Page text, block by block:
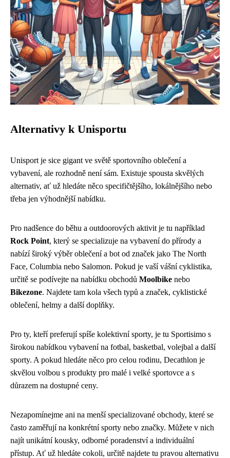
Alternativy k Unisportu
Unisport je sice gigant ve světě sportovního oblečení a
vybavení, ale rozhodně není sám. Existuje spousta skvělých
alternativ, ať už hledáte něco specifičtějšího, lokálnějšího nebo
třeba jen výhodnější nabídku.
Pro nadšence do běhu a outdoorových aktivit je tu například
Rock Point, který se specializuje na vybavení do přírody a
nabízí široký výběr oblečení a bot od značek jako The North
Face, Columbia nebo Salomon. Pokud je vaší vášní cyklistika,
určitě se podívejte na nabídku obchodů Moolbike nebo
Bikezone. Najdete tam kola všech typů a značek, cyklistické
oblečení, helmy a další doplňky.
Pro ty, kteří preferují spíše kolektivní sporty, je tu Sportisimo s
širokou nabídkou vybavení na fotbal, basketbal, volejbal a další
sporty. A pokud hledáte něco pro celou rodinu, Decathlon je
skvělou volbou s produkty pro malé i velké sportovce a s
důrazem na dostupné ceny.
Nezapomínejme ani na menší specializované obchody, které se
často zaměřují na konkrétní sporty nebo značky. Můžete v nich
najít unikátní kousky, odborné poradenství a individuální
přístup. Ať už hledáte cokoli, určitě najdete tu pravou alternativu